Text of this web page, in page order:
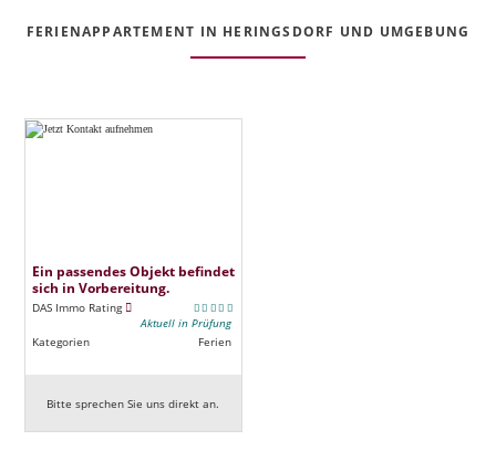
FERIENAPPARTEMENT IN HERINGSDORF UND UMGEBUNG
Ein passendes Objekt befindet
sich in Vorbereitung.
DAS Immo Rating
Aktuell in Prüfung
Kategorien
Ferien
Bitte sprechen Sie uns direkt an.